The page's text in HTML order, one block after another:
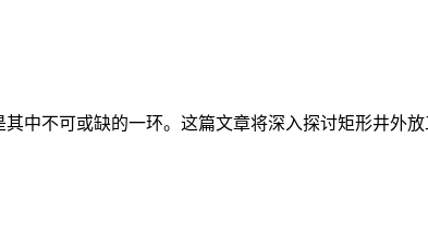
其中不可或缺的一环。这篇文章将深入探讨矩形井外